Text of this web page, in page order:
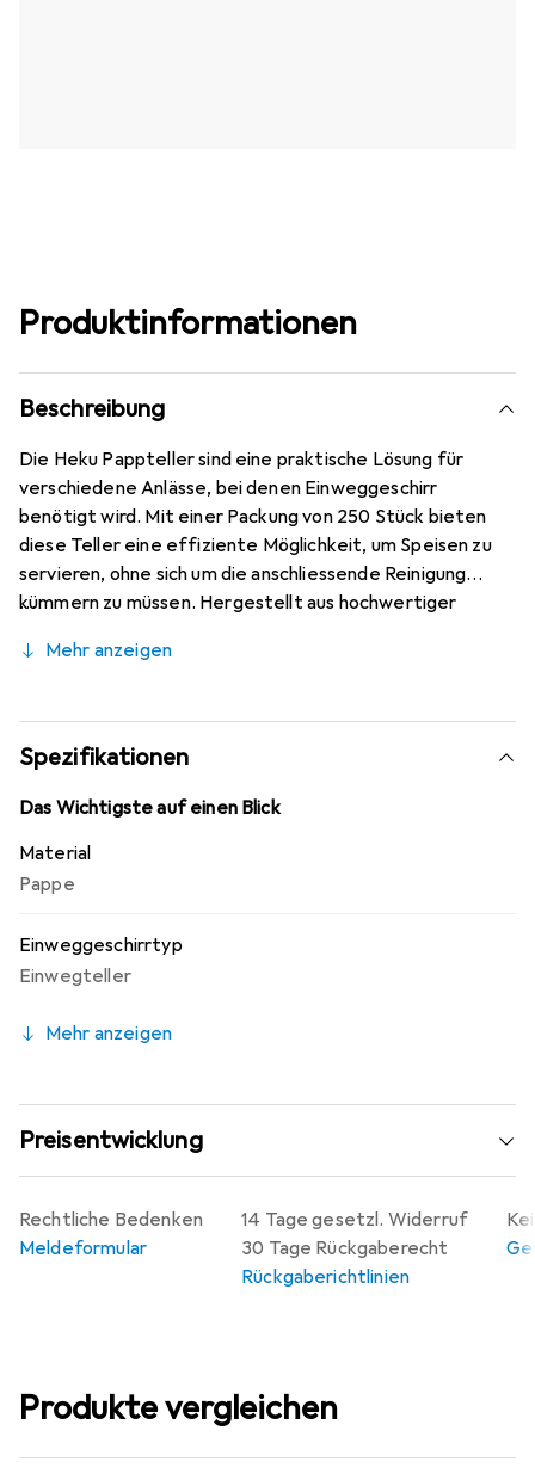
Produktinformationen
Beschreibung
Die Heku Pappteller sind eine praktische Lösung für
verschiedene Anlässe, bei denen Einweggeschirr
benötigt wird. Mit einer Packung von 250 Stück bieten
diese Teller eine effiziente Möglichkeit, um Speisen zu
servieren, ohne sich um die anschliessende Reinigung
kümmern zu müssen. Hergestellt aus hochwertiger
umweltfreundlich. Die Teller sind vielseitig einsetzbar, sei
denen eine grosse Anzahl von Gästen bewirtet wird. Ihre
Grösse von 21x8 cm macht sie ideal für eine Vielzahl von
Gerichten, von Snacks bis hin zu Hauptgerichten. Die
Verwendung von Pappe als Material sorgt dafür, dass die
praktischen Wahl für jeden Anlass macht.
Mehr anzeigen
Spezifikationen
Das Wichtigste auf einen Blick
Material
Pappe
Einweggeschirrtyp
Einwegteller
Mehr anzeigen
Preisentwicklung
14 Tage gesetzl. Widerruf
30 Tage Rückgaberecht
Rückgaberichtlinien
Rechtliche Bedenken
Meldeformular
Produkte vergleichen